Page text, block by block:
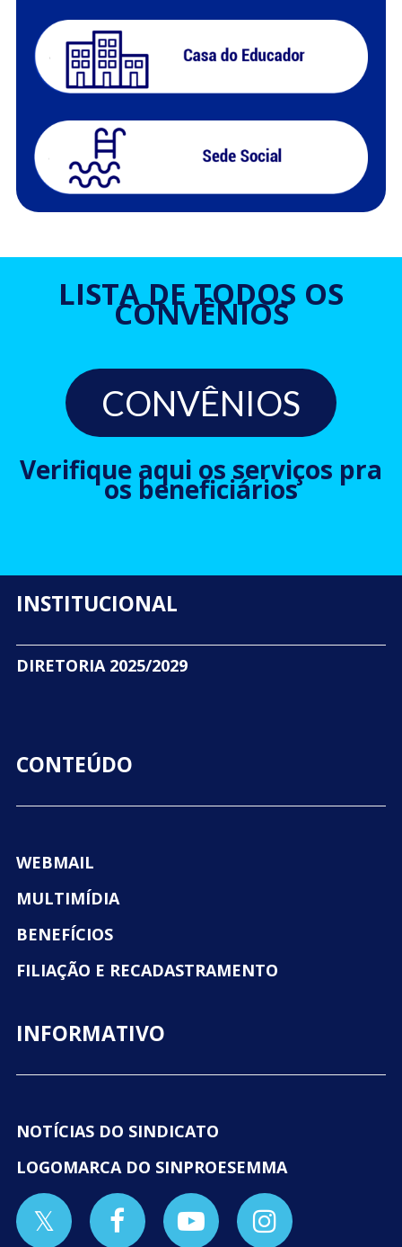
LISTA DE TODOS OS
CONVÊNIOS
CONVÊNIOS
Verifique aqui os serviços pra
os beneficiários
INSTITUCIONAL
DIRETORIA 2025/2029
CONTEÚDO
WEBMAIL
MULTIMÍDIA
BENEFÍCIOS
FILIAÇÃO E RECADASTRAMENTO
INFORMATIVO
NOTÍCIAS DO SINDICATO
LOGOMARCA DO SINPROESEMMA